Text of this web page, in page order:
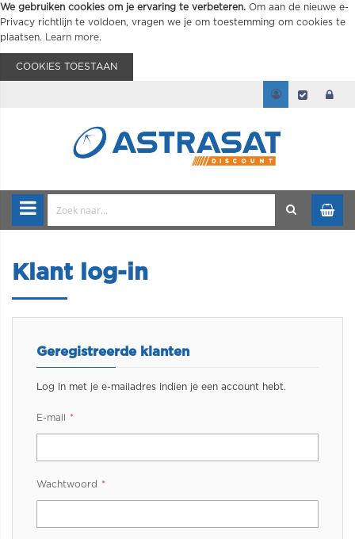
We gebruiken cookies om je ervaring te verbeteren. Om aan de nieuwe e-
Privacy richtlijn te voldoen, vragen we je om toestemming om cookies te
plaatsen.
Learn more.
COOKIES TOESTAAN
Klant log-in
Geregistreerde klanten
Log in met je e-mailadres indien je een account hebt.
E-mail
Wachtwoord